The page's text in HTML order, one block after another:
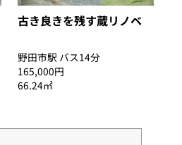
古き良きを残す蔵リノベ
野田市駅 バス14分
165,000円
66.24㎡